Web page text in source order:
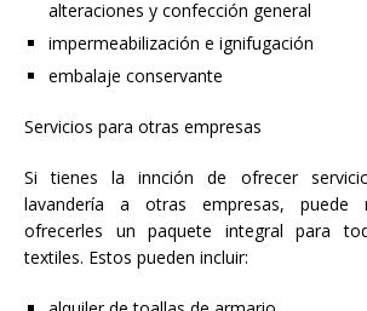
alteraciones y confección general
impermeabilización e ignifugación
embalaje conservante
Servicios para otras empresas
Si tienes la innción de ofrecer
lavandería a otras empresas, puede
ofrecerles un paquete integral para
textiles. Estos pueden incluir: